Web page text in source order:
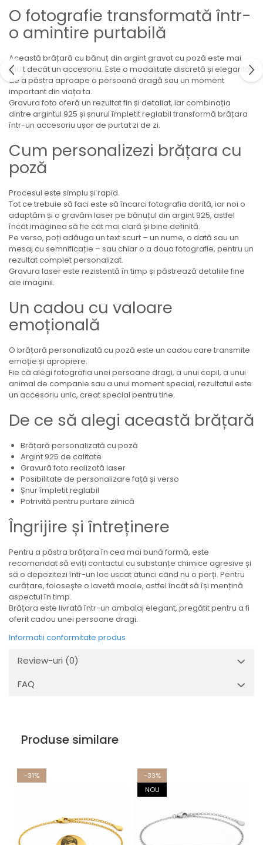
O fotografie transformată într-
o amintire purtabilă
Această brățară cu bănuț din argint gravat cu poză este mai
mult decât un accesoriu. Este o modalitate discretă și elegantă
de a păstra aproape o persoană dragă sau un moment
important din viața ta.
Gravura foto oferă un rezultat fin și detaliat, iar combinația
dintre argintul 925 și șnurul împletit reglabil transformă brățara
într-un accesoriu ușor de purtat zi de zi.
Cum personalizezi brățara cu
poză
Procesul este simplu și rapid.
Tot ce trebuie să faci este să încarci fotografia dorită, iar noi o
adaptăm și o gravăm laser pe bănuțul din argint 925, astfel
încât imaginea să fie cât mai clară și bine definită.
Pe verso, poți adăuga un text scurt – un nume, o dată sau un
mesaj cu semnificație – sau chiar o a doua fotografie, pentru un
rezultat complet personalizat.
Gravura laser este rezistentă în timp și păstrează detaliile fine
ale imaginii.
Un cadou cu valoare
emoțională
O brățară personalizată cu poză este un cadou care transmite
emoție și apropiere.
Fie că alegi fotografia unei persoane dragi, a unui copil, a unui
animal de companie sau a unui moment special, rezultatul este
un accesoriu unic, creat special pentru tine.
De ce să alegi această brățară
Brățară personalizată cu poză
Argint 925 de calitate
Gravură foto realizată laser
Posibilitate de personalizare față și verso
Șnur împletit reglabil
Potrivită pentru purtare zilnică
Îngrijire și întreținere
Pentru a păstra brățara în cea mai bună formă, este
recomandat să eviți contactul cu substanțe chimice agresive și
să o depozitezi într-un loc uscat atunci când nu o porți. Pentru
curățare, folosește o lavetă moale, astfel încât să își mențină
aspectul în timp.
Brățara este livrată într-un ambalaj elegant, pregătit pentru a fi
oferit cadou unei persoane dragi.
Informatii conformitate produs
Review-uri (0)
FAQ
Produse similare
-31%
-33%
NOU